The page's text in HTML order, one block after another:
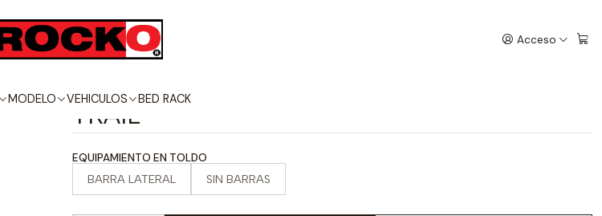
Acceso
MODELO VEHICULOS BED RACK
X TRAIL CANASTILLA PORTA EQUIPAJE PARA X TRAIL
CANASTILLA PORTA EQUIPAJE PARA X
TRAIL
EQUIPAMIENTO EN TOLDO
BARRA LATERAL SIN BARRAS